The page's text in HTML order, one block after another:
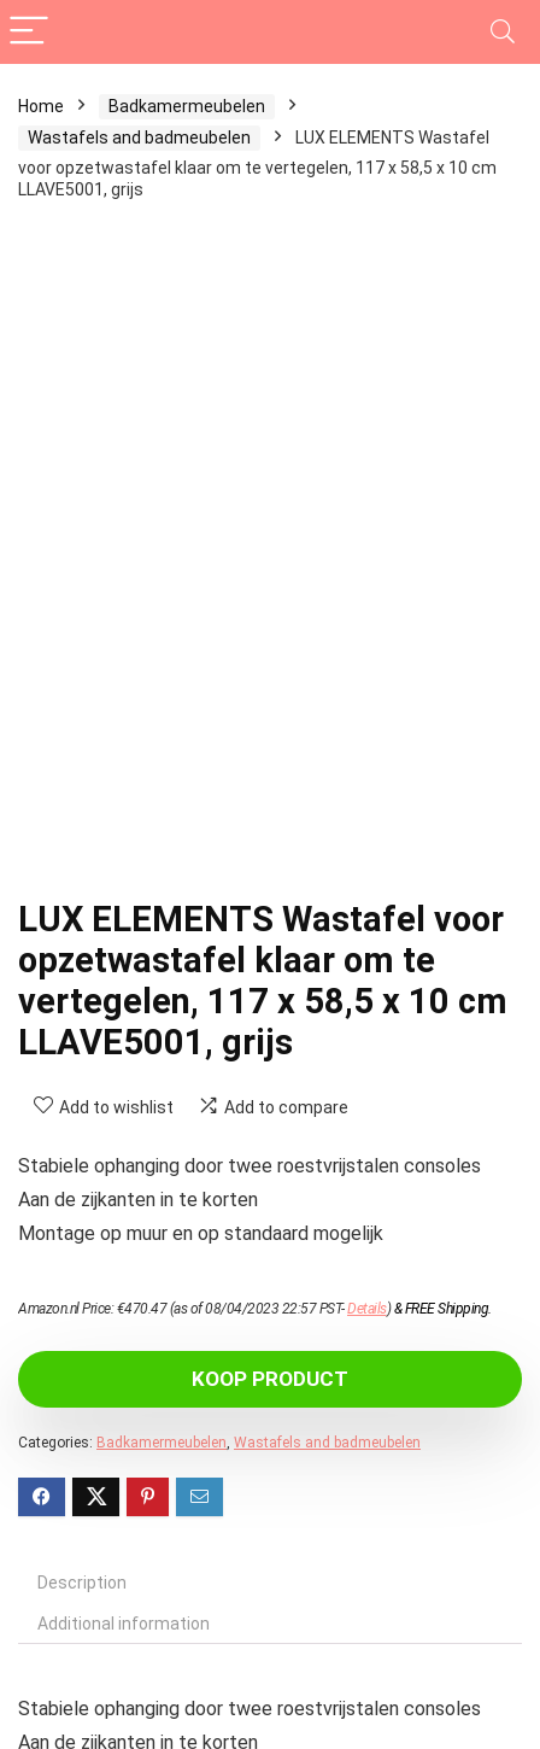
Home
Badkamermeubelen
Wastafels and badmeubelen
LUX ELEMENTS Wastafel
voor opzetwastafel klaar om te vertegelen, 117 x 58,5 x 10 cm
LLAVE5001, grijs
LUX ELEMENTS Wastafel voor
opzetwastafel klaar om te
vertegelen, 117 x 58,5 x 10 cm
LLAVE5001, grijs
Add to wishlist Add to compare
Stabiele ophanging door twee roestvrijstalen consoles
Aan de zijkanten in te korten
Montage op muur en op standaard mogelijk
Amazon.nl Price:€470.47(as of 08/04/2023 22:57 PST-Details)&FREE Shipping.
KOOP PRODUCT
Categories: Badkamermeubelen, Wastafels and badmeubelen
Description
Additional information
Stabiele ophanging door twee roestvrijstalen consoles
Aan de zijkanten in te korten